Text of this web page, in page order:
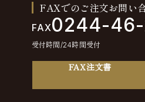
FAXでのご注文お問い
FAX0244-
受付時間/24時間受付
FAX注文書